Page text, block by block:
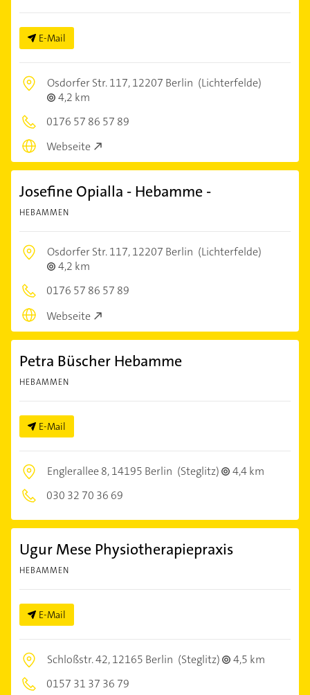
E-Mail
Osdorfer Str. 117,12207 Berlin (Lichterfelde)
4,2 km
0176 57 86 57 89
Webseite
Josefine Opialla - Hebamme -
HEBAMMEN
Osdorfer Str. 117,12207 Berlin (Lichterfelde)
4,2 km
0176 57 86 57 89
Webseite
Petra Büscher Hebamme
HEBAMMEN
E-Mail
Englerallee 8,14195 Berlin (Steglitz)
4,4 km
030 32 70 36 69
Ugur Mese Physiotherapiepraxis
HEBAMMEN
E-Mail
Schloßstr. 42,12165 Berlin (Steglitz)
4,5 km
0157 31 37 36 79